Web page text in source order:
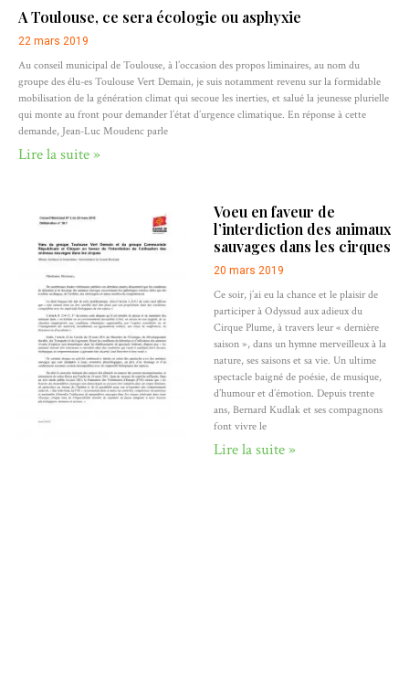
A Toulouse, ce sera écologie ou asphyxie
22 mars 2019
Au conseil municipal de Toulouse, à l’occasion des propos liminaires, au nom du
groupe des élu-es Toulouse Vert Demain, je suis notamment revenu sur la formidable
mobilisation de la génération climat qui secoue les inerties, et salué la jeunesse plurielle
qui monte au front pour demander l’état d’urgence climatique. En réponse à cette
demande, Jean-Luc Moudenc parle
Lire la suite »
Voeu en faveur de
l’interdiction des animaux
sauvages dans les cirques
20 mars 2019
Ce soir, j’ai eu la chance et le plaisir de
participer à Odyssud aux adieux du
Cirque Plume, à travers leur « dernière
saison », dans un hymne merveilleux à la
nature, ses saisons et sa vie. Un ultime
spectacle baigné de poésie, de musique,
d’humour et d’émotion. Depuis trente
ans, Bernard Kudlak et ses compagnons
font vivre le
Lire la suite »